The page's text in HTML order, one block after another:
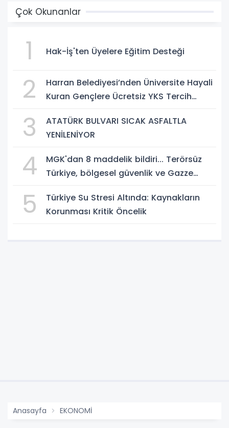
Çok Okunanlar
1 Hak-İş'ten Üyelere Eğitim Desteği
2
Harran Belediyesi’nden Üniversite Hayali
Kuran Gençlere Ücretsiz YKS Tercih
3
ATATÜRK BULVARI SICAK ASFALTLA
YENİLENİYOR
4
MGK'dan 8 maddelik bildiri... Terörsüz
Türkiye, bölgesel güvenlik ve Gazze
5
Türkiye Su Stresi Altında: Kaynakların
Korunması Kritik Öncelik
Anasayfa EKONOMİ